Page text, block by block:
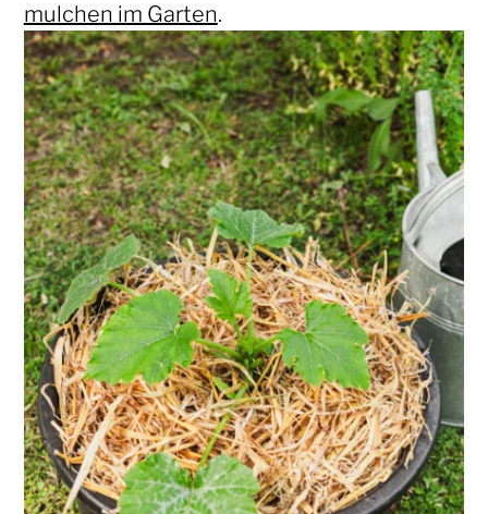
mulchen im Garten.